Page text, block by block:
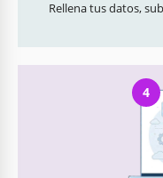
Rellena tus datos,
4